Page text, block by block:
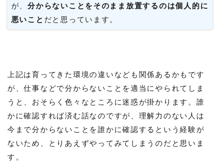
が、分からないことをそのまま放置するのは個人的に
悪いこと だと思っています。
上記は育ってきた環境の違いなども関係あるかもです
が、仕事などで分からないことを適当にやられてしま
うと、おそらく色々なところに迷惑が掛かります。誰
かに確認すれば済む話なのですが、理解力のない人は
今まで分からないことを誰かに確認するという経験が
ないため、とりあえずやってみてしまうのだと思いま
す。